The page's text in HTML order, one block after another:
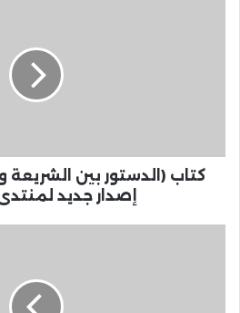
كتاب (الدستور بين
إصدار جديد